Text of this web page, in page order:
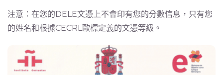
注意：在您的DELE文憑上不會印有您的分數信息，只有您
的姓名和根據CECRL歐標定義的文憑等級。